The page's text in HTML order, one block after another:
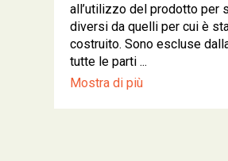
all’utilizzo del prodotto per
diversi da quelli per cui è
costruito. Sono escluse
tutte le parti ...
Mostra di più